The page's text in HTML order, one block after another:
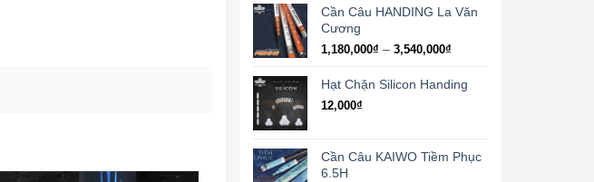
từ
đến
5,120,000₫
Cần Câu HANDING La Văn
Cương
1,180,000₫ – 3,540,000₫Khoảng
từ
Hạt Chặn Silicon Handing
12,000₫
Cần Câu KAIWO Tiềm Phục
6.5H